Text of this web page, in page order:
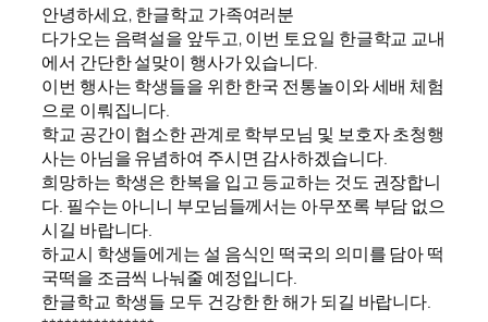
안녕하세요, 한글학교 가족여러분
다가오는 음력설을 앞두고, 이번 토요일 한글학교 교내
에서 간단한 설맞이 행사가 있습니다.
이번 행사는 학생들을 위한 한국 전통놀이와 세배 체험
으로 이뤄집니다.
학교 공간이 협소한 관계로 학부모님 및 보호자 초청행
사는 아님을 유념하여 주시면 감사하겠습니다.
희망하는 학생은 한복을 입고 등교하는 것도 권장합니
다. 필수는 아니니 부모님들께서는 아무쪼록 부담 없으
시길 바랍니다.
하교시 학생들에게는 설 음식인 떡국의 의미를 담아 떡
국떡을 조금씩 나눠줄 예정입니다.
한글학교 학생들 모두 건강한 한 해가 되길 바랍니다.